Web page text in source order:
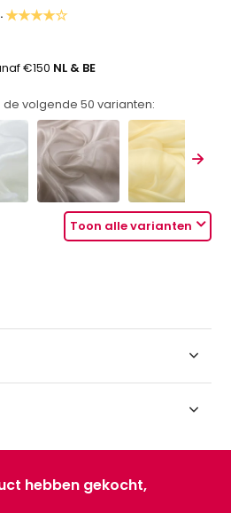
★★★★☆
€150 NL & BE
de volgende50 varianten:
Toon alle varianten
hebben gekocht,